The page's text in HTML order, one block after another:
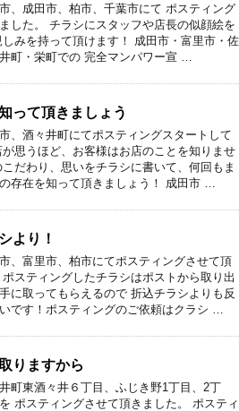
、成田市、柏市、千葉市にて ポスティング
した。 チラシにスタッフや店長の似顔絵を
しみを持って頂けます！ 成田市・富里市・佐
町・栄町での 完全マンパワー宣 …
って頂きましょう
、酒々井町にてポスティングスタートして
が思うほど、お客様はお店のことを知りませ
だわり、思いをチラシに書いて、何回もま
存在を知って頂きましょう！ 成田市 …
より！
、富里市、柏市にてポスティングさせて頂
ポスティングしたチラシはポストから取り出
に取ってもらえるので 折込チラシよりも反
です！ポスティングのご依頼はクラシ …
りますから
町東酒々井６丁目、ふじき野1丁目、2丁
ポスティングさせて頂きました。 ポスティ